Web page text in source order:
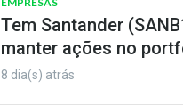
Tem Santander
manter ações no
8 dia(s) atrás